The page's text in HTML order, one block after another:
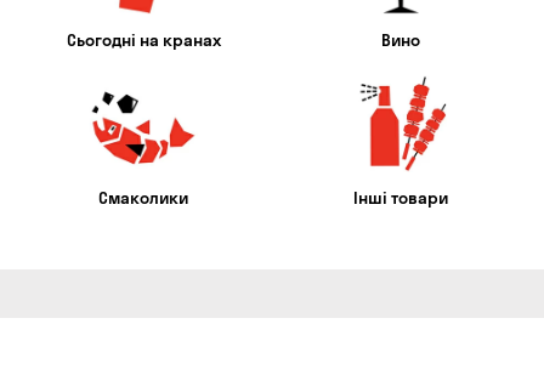
Сьогодні на кранах Вино
Смаколики Інші товари